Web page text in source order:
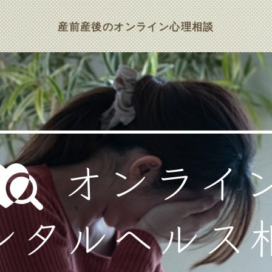
産前産後のオンライン心理相談
オンライ
タルヘルス